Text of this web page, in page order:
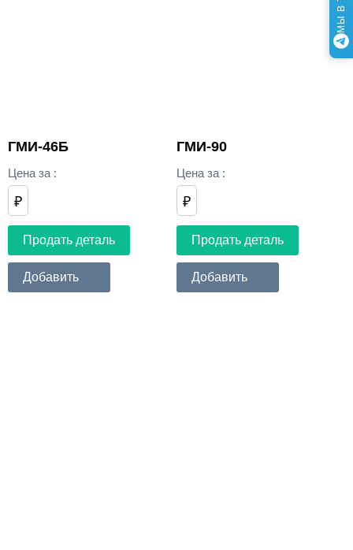
ГМИ-46Б
Цена за :
₽
Продать деталь
Добавить
ГМИ-90
Цена за :
₽
Продать деталь
Добавить